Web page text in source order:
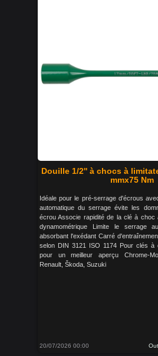
Douille 1/2'' à chocs à
mmx75 Nm
Idéale pour le pré-serrage d'écrous
automatique du serrage évite les
écrou Associe rapidité de la clé à
dynamométrique Limite le serrage
absorbant l'exédant Carré
selon DIN 3121 ISO 1174 Pour clés à
pour un meilleur aperçu Chrome-
Renault, Škoda, Suzuki
20/07/2026 00:00